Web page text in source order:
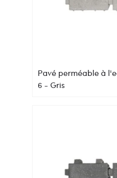
Pavé perméable à
6 - Gris